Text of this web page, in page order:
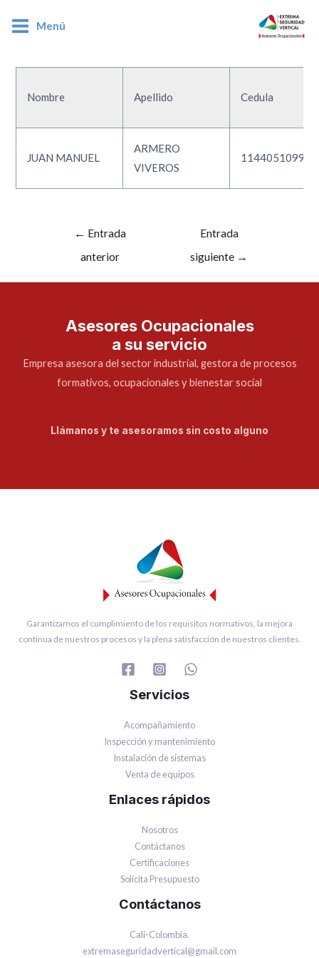
Menú
Nombre Apellido Cedula
JUAN MANUEL
ARMERO
VIVEROS
1144051099
← Entrada
anterior
Entrada
siguiente →
Asesores Ocupacionales
a su servicio
Empresa asesora del sector industrial, gestora de procesos
formativos, ocupacionales y bienestar social
Llámanos y te asesoramos sin costo alguno
Garantizamos el cumplimiento de los requisitos normativos, la mejora
continua de nuestros procesos y la plena satisfacción de nuestros clientes.
Servicios
Acompañamiento
Inspección y mantenimiento
Instalación de sistemas
Venta de equipos
Enlaces rápidos
Nosotros
Contáctanos
Certificaciones
Solicita Presupuesto
Contáctanos
Cali-Colombia.
extremaseguridadvertical@gmail.com